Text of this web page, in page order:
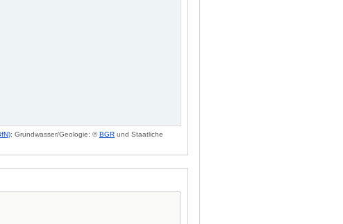
; Grundwasser/Geologie: ©BGR und Staatliche